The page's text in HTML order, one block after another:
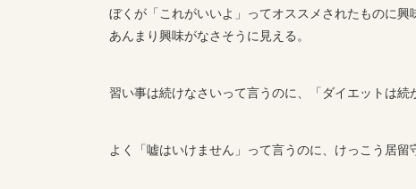
ぼくが「これがいいよ」ってオススメされたものに
あんまり興味がなさそうに見える。
習い事は続けなさいって言うのに、「ダイエットは続
よく「嘘はいけません」って言うのに、けっこう居留